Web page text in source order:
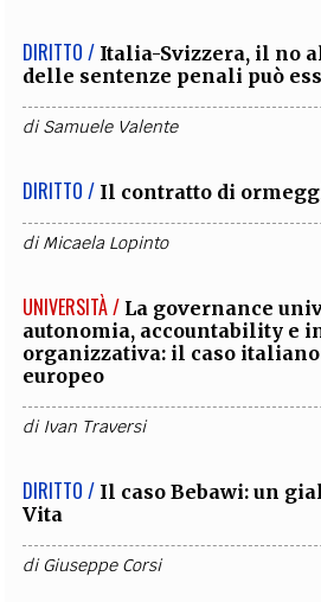
DIRITTO / Italia-Svizzera, il no
delle sentenze penali può
diSamuele Valente
DIRITTO / Il contratto di
diMicaela Lopinto
UNIVERSITÀ / La governance
autonomia, accountability e
organizzativa: il caso
europeo
di Ivan Traversi
DIRITTO / Il caso Bebawi: un
Vita
diGiuseppe Corsi